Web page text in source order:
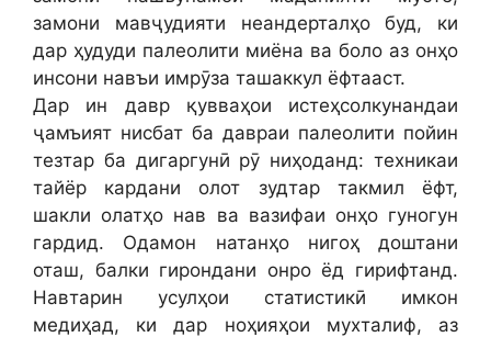
замони мавҷудияти неандерталҳо буд, ки
дар ҳудуди палеолити миёна ва боло аз онҳо
инсони навъи имрӯза ташаккул ёфтааст.
Дар ин давр қувваҳои истеҳсолкунандаи
ҷамъият нисбат ба давраи палеолити пойин
тезтар ба дигаргунӣ рӯ ниҳоданд: техникаи
тайёр кардани олот зудтар такмил ёфт,
шакли олатҳо нав ва вазифаи онҳо гуногун
гардид. Одамон натанҳо нигоҳ доштани
оташ, балки гирондани онро ёд гирифтанд.
Навтарин усулҳои статистикӣ имкон
медиҳад, ки дар ноҳияҳои мухталиф, аз